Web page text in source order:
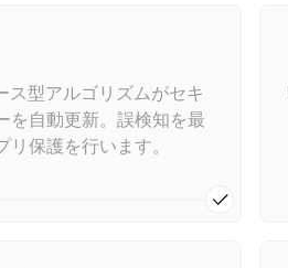
ス型アルゴリズムがセキ
を自動更新。誤検知を最
リ保護を行います。